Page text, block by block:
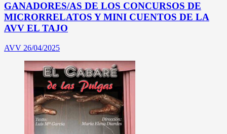
GANADORES/AS DE LOS CONCURSOS DE
MICRORRELATOS Y MINI CUENTOS DE LA
AVV EL TAJO
AVV 26/04/2025